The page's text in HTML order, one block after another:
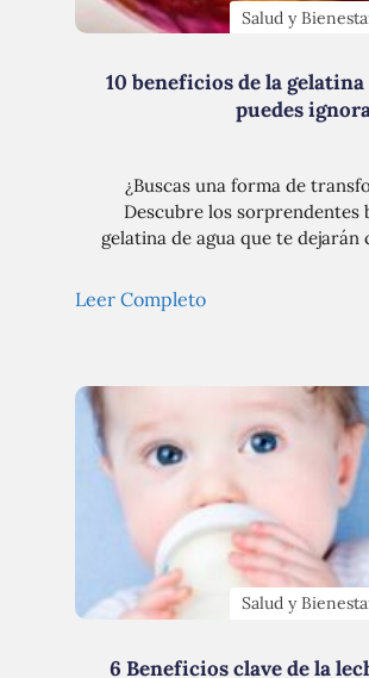
Salud y
10 beneficios de la gelatina
puedes
¿Buscas una forma de
Descubre los sorprendentes
gelatina de agua que te dejarán
Leer Completo
Salud y
6 Beneficios clave de la